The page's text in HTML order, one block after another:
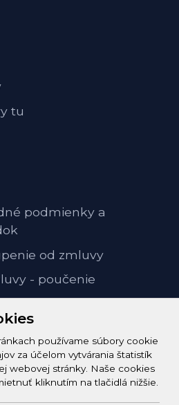
používame súbory cookie
za účelom vytvárania štatistík
webovej stránky. Naše cookies
kliknutím na tlačidlá nižšie.
tu
podmienky a
od zmluvy
- poučenie
údajov
majster.sk